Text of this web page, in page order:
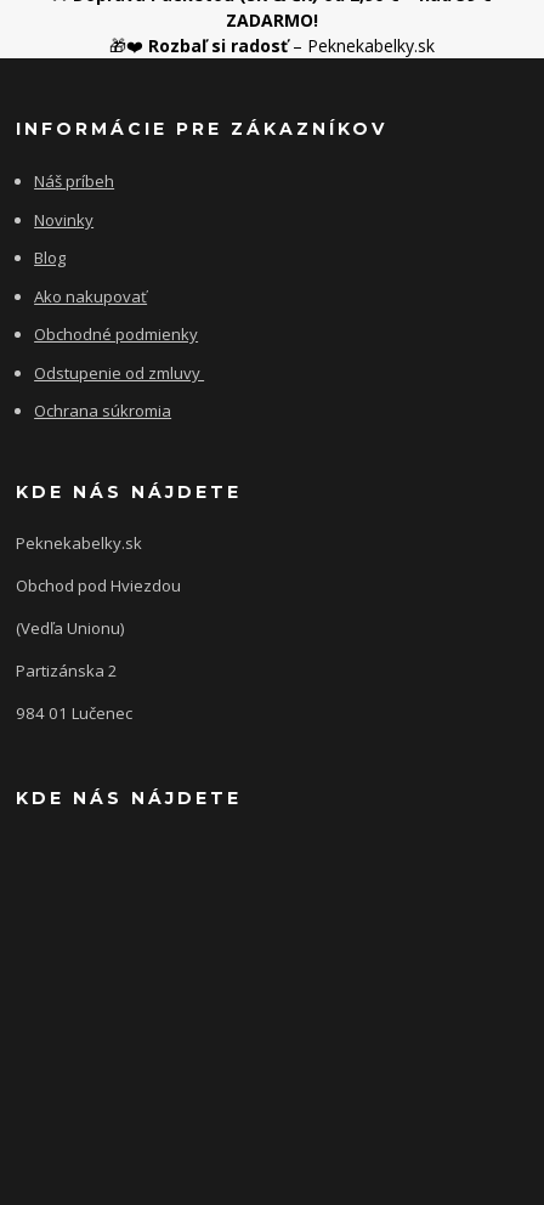
ZADARMO!
🎁❤️ Rozbaľ si radosť– Peknekabelky.sk
INFORMÁCIE PRE ZÁKAZNÍKOV
Náš príbeh
Novinky
Blog
Ako nakupovať
Obchodné podmienky
Odstupenie od zmluvy
Ochrana súkromia
KDE NÁS NÁJDETE
Peknekabelky.sk
Obchod pod Hviezdou
(Vedľa Unionu)
Partizánska 2
984 01 Lučenec
KDE NÁS NÁJDETE